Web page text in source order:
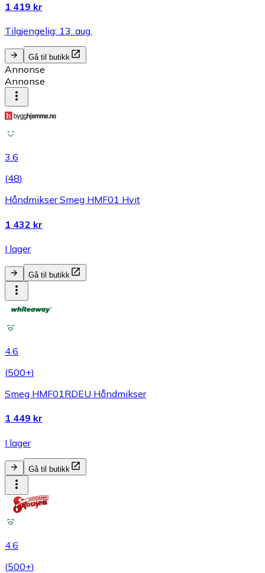
1 419 kr
Tilgjengelig: 13. aug.
Gå til butikk
Annonse
Annonse
3.6
(48)
Håndmikser Smeg HMF01 Hvit
1 432 kr
I lager
Gå til butikk
4.6
(500+)
Smeg HMF01RDEU Håndmikser
1 449 kr
I lager
Gå til butikk
4.6
(500+)